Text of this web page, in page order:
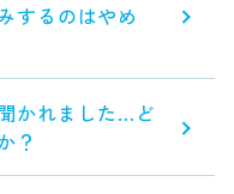
するのはやめ
かれました…ど
？